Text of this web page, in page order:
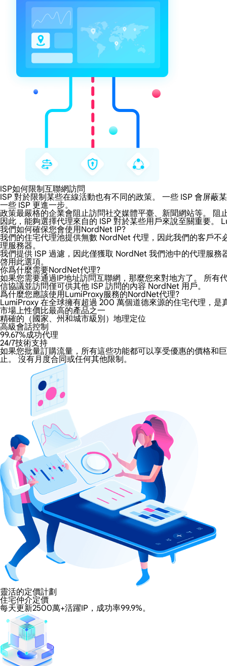
ISP如何限制互聯網訪問
ISP 對於限制某些在線活動也有不同的政策。 一些 ISP 會屏
一些 ISP 更進一步。
政策最嚴格的企業會阻止訪問社交媒體平臺、新聞網站等。
因此，能夠選擇代理來自的 ISP 對於某些用戶來說至關重要
我們如何確保您會使用NordNet IP?
我們的住宅代理池提供無數 NordNet 代理，因此我們的客戶
理服務器。
我們提供 ISP 過濾，因此僅獲取 NordNet 我們池中的代理服
啓用此選項。
你爲什麼需要NordNet代理?
如果您需要通過IP地址訪問互聯網，那麼您來對地方了。 所有
信協議並訪問僅可供其他 ISP 訪問的內容 NordNet 用戶。
爲什麼您應該使用LumiProxy服務的NordNet代理?
LumiProxy 在全球擁有超過 200 萬個道德來源的住宅代理，
市場上性價比最高的產品之一
精確的（國家、州和城市級別）地理定位
高級會話控制
99.67%成功代理
24/7技術支持
如果您批量訂購流量，所有這些功能都可以享受優惠的價格和
止。 沒有月度合同或任何其他限制。
靈活的定價計劃
住宅仲介定價
每天更新2500萬+活躍IP，成功率99.9%。